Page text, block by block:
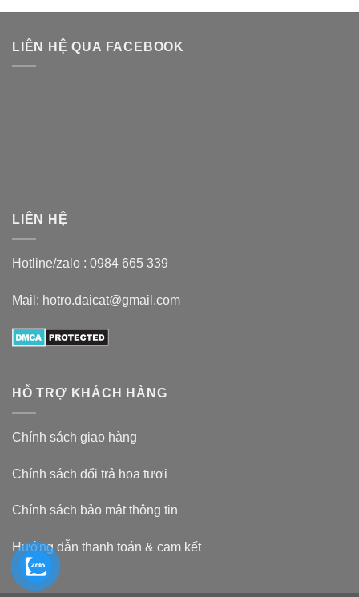
LIÊN HỆ QUA FACEBOOK
LIÊN HỆ
Hotline/zalo : 0984 665 339
Mail: hotro.daicat@gmail.com
HỖ TRỢ KHÁCH HÀNG
Chính sách giao hàng
Chính sách đổi trả hoa tươi
Chính sách bảo mật thông tin
Hướng dẫn thanh toán & cam kết